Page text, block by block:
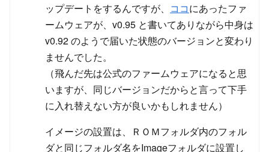
ップデートをするんですが、 ココにあったファ
ームウェアが、v0.95 と書いてありながら中身は
v0.92 のようで届いた状態のバージョンと変わり
ませんでした。
（飛んだ先は公式のファームウェアになると思
いますが、同じバージョンだからと言って下手
に入れ替えない方が良いかもしれません）
イメージの設置は、ＲＯＭフォルダ内のフォル
ダと同じフォルダ名をImageフォルダに設置し